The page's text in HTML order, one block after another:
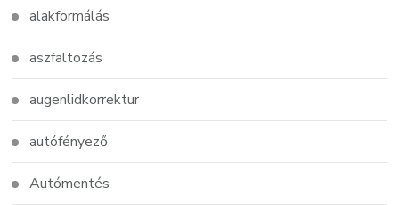
alakformálás
aszfaltozás
augenlidkorrektur
autófényező
Autómentés